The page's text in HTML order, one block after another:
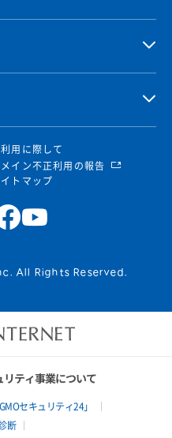
用に際して
メイン不正利用の報告
トマップ
All Rights Reserved.
ティ事業について
セキュリティ24」
断